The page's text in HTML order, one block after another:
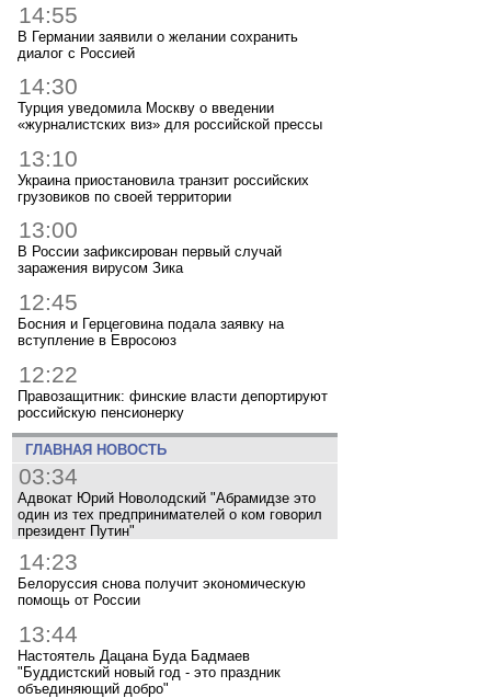
14:55
В Германии заявили о желании сохранить
диалог с Россией
14:30
Турция уведомила Москву о введении
«журналистских виз» для российской прессы
13:10
Украина приостановила транзит российских
грузовиков по своей территории
13:00
В России зафиксирован первый случай
заражения вирусом Зика
12:45
Босния и Герцеговина подала заявку на
вступление в Евросоюз
12:22
Правозащитник: финские власти депортируют
российскую пенсионерку
ГЛАВНАЯ НОВОСТЬ
03:34
Адвокат Юрий Новолодский "Абрамидзе это
один из тех предпринимателей о ком говорил
президент Путин"
14:23
Белоруссия снова получит экономическую
помощь от России
13:44
Настоятель Дацана Буда Бадмаев
"Буддистский новый год - это праздник
объединяющий добро"